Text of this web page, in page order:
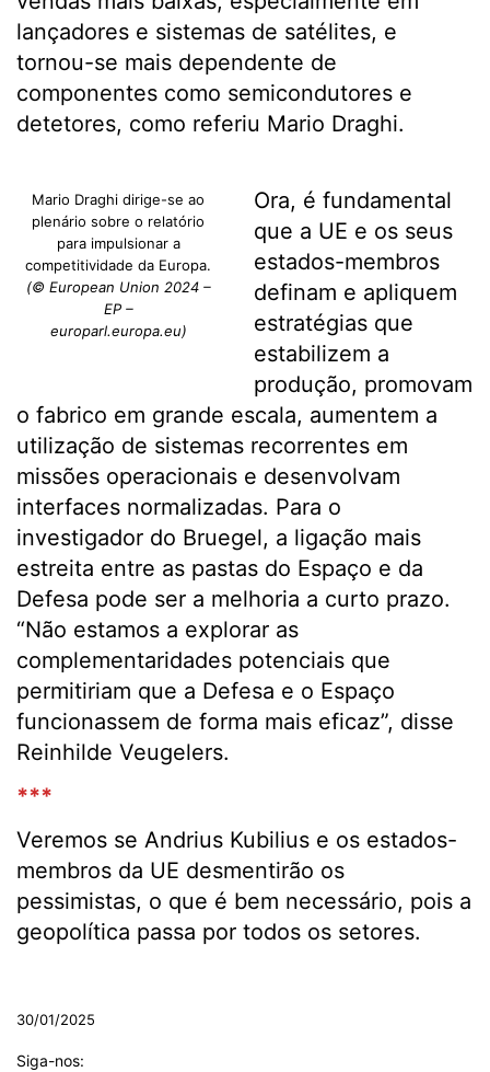
lançadores e sistemas de satélites, e
tornou-se mais dependente de
componentes como semicondutores e
detetores, como referiu Mario Draghi.
Mario Draghi dirige-se ao
plenário sobre o relatório
para impulsionar a
competitividade da Europa.
(© European Union 2024 –
EP –
europarl.europa.eu)
Ora, é fundamental
que a UE e os seus
estados-membros
definam e apliquem
estratégias que
estabilizem a
produção, promovam
o fabrico em grande escala, aumentem a
utilização de sistemas recorrentes em
missões operacionais e desenvolvam
interfaces normalizadas. Para o
investigador do Bruegel, a ligação mais
estreita entre as pastas do Espaço e da
Defesa pode ser a melhoria a curto prazo.
“Não estamos a explorar as
complementaridades potenciais que
permitiriam que a Defesa e o Espaço
funcionassem de forma mais eficaz”, disse
Reinhilde Veugelers.
***
Veremos se Andrius Kubilius e os estados-
membros da UE desmentirão os
pessimistas, o que é bem necessário, pois a
geopolítica passa por todos os setores.
30/01/2025
Siga-nos: